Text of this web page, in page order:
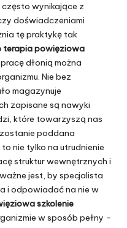
wynikające z
doświadczeniami
tę praktykę tak
terapia powięziowa
dłonią można
Nie bez
magazynuje
zapisane są nawyki
które towarzyszą nas
poddana
nie tylko na utrudnienie
struktur wewnętrznych i
jest, by specjalista
i odpowiadać na nie w
szkolenie
w sposób pełny –